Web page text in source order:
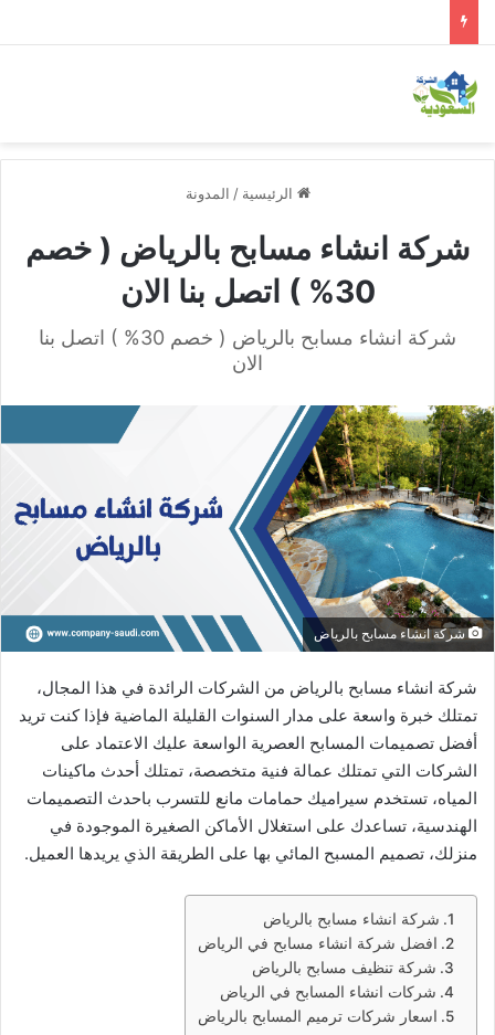
الرئيسية / المدونة
شركة انشاء مسابح بالرياض ( خصم
30% ) اتصل بنا الان
شركة انشاء مسابح بالرياض ( خصم 30% ) اتصل بنا
الان
شركة انشاء مسابح بالرياض
شركة انشاء مسابح بالرياض من الشركات الرائدة في هذا المجال،
تمتلك خبرة واسعة على مدار السنوات القليلة الماضية فإذا كنت تريد
أفضل تصميمات المسابح العصرية الواسعة عليك الاعتماد على
الشركات التي تمتلك عمالة فنية متخصصة، تمتلك أحدث ماكينات
المياه، تستخدم سيراميك حمامات مانع للتسرب باحدث التصميمات
الهندسية، تساعدك على استغلال الأماكن الصغيرة الموجودة في
منزلك، تصميم المسبح المائي بها على الطريقة الذي يريدها العميل.
شركة انشاء مسابح بالرياض
افضل شركة انشاء مسابح في الرياض
شركة تنظيف مسابح بالرياض
شركات انشاء المسابح في الرياض
اسعار شركات ترميم المسابح بالرياض